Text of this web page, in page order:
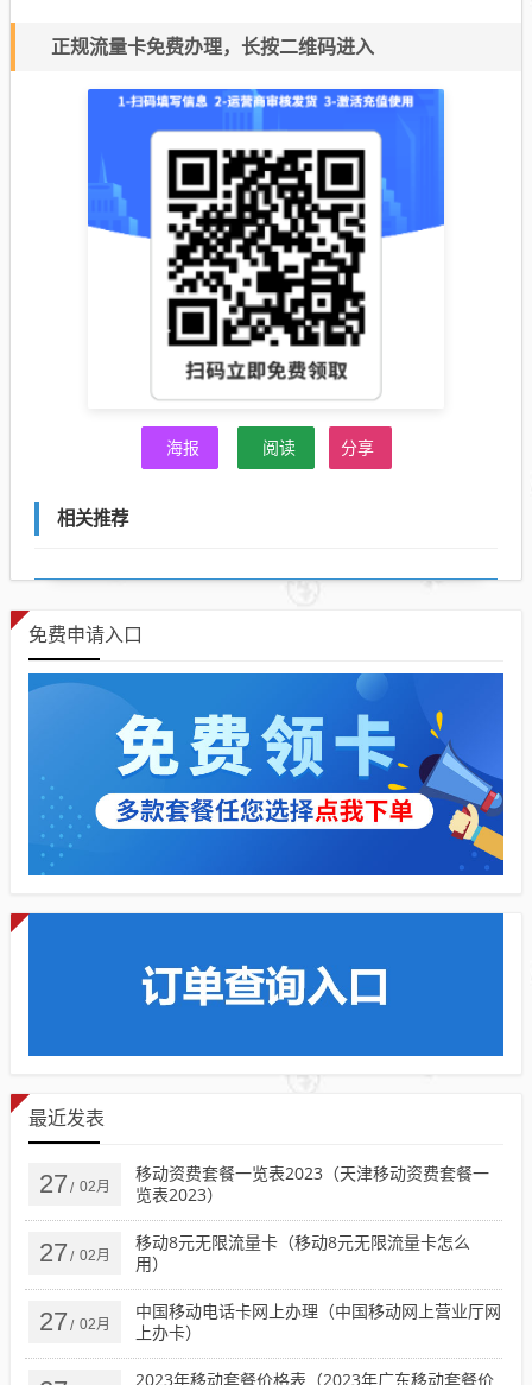
正规流量卡免费办理，长按二维码进入
海报 阅读 分享
相关推荐
免费申请入口
最近发表
27 / 02月
移动资费套餐一览表2023（天津移动资费套餐一
览表2023）
27 / 02月
移动8元无限流量卡（移动8元无限流量卡怎么
用）
27 / 02月
中国移动电话卡网上办理（中国移动网上营业厅网
上办卡）
2023年移动套餐价格表（2023年广东移动套餐价